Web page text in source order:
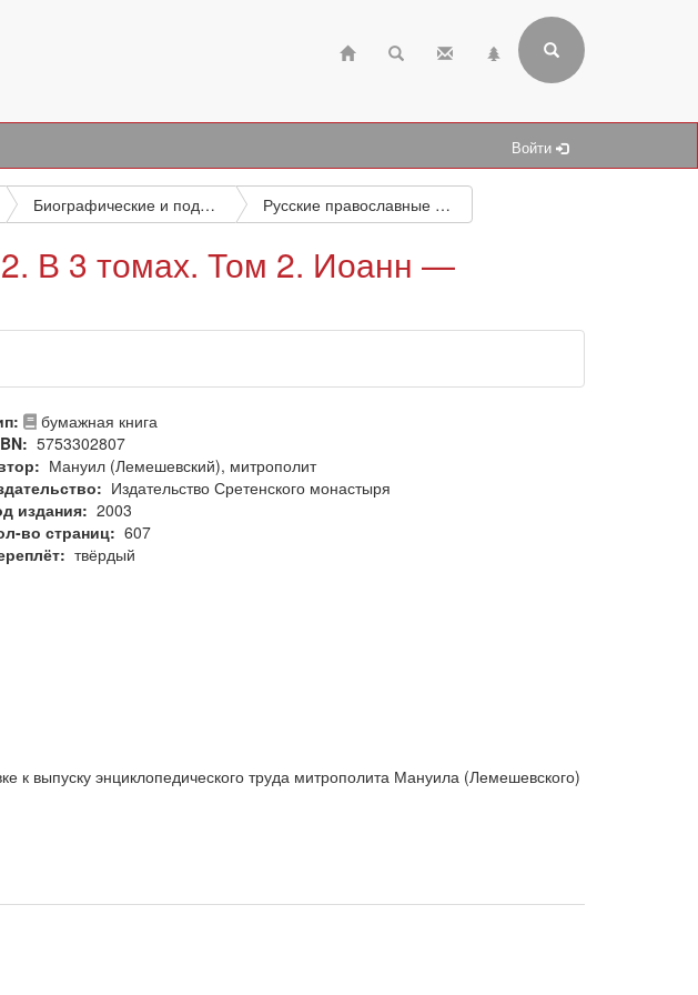
Войти
Биографические и подобные исследования Русские православные иерархи. 992 — 1892. В 3 томах. Том 2. Иоанн — Симеон II
В 3 томах. Том 2. Иоанн —
бумажная книга
5753302807
Мануил (Лемешевский), митрополит
Издательство Сретенского монастыря
издания
2003
во страниц
607
твёрдый
к выпуску энциклопедического труда митрополита Мануила (Лемешевского)
о русских архиереях. Естественно, что не все источники были в то время
жизнеописаний.